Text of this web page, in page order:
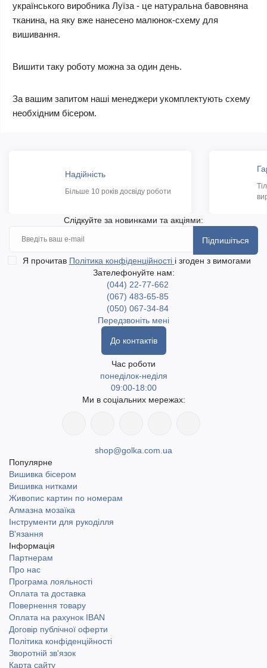
українського виробника Луїза - це натуральна бавовняна
тканина, на яку вже нанесено малюнок-схему для
вишивання.
Вишити таку роботу можна за один день.
За вашим запитом наші менеджери укомплектують схему
необхідним бісером.
Надійність
Більше 10 років досвіду роботи
Слідкуйте за новинками та акціями:
Підпишіться
Я прочитав Політика конфіденційності і згоден з вимогами
Зателефонуйте нам:
(044) 22-77-662
(067) 483-65-85
(050) 067-34-84
Передзвоніть мені
До контактів
Час роботи
понеділок-неділя
09:00-18:00
Ми в соціальних мережах:
shop@golka.com.ua
Популярне
Вишивка бісером
Вишивка нитками
Живопис картин по номерам
Алмазна мозаїка
Інструменти для рукоділля
В'язання
Інформація
Партнерам
Про нас
Програма лояльності
Оплата та доставка
Повернення товару
Оплата на рахунок IBAN
Договір публічної оферти
Політика конфіденційності
Зворотній зв'язок
Карта сайту